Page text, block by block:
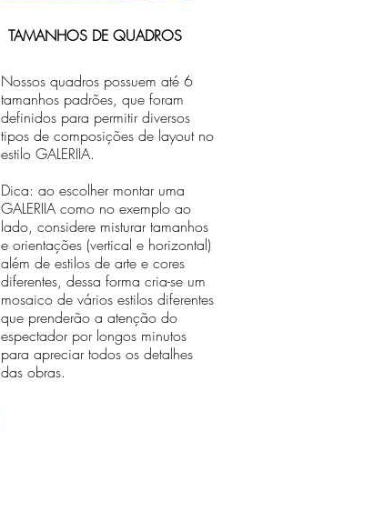
TAMANHOS DE QUADROS
Nossos quadros possuem até 6
tamanhos padrões, que foram
definidos para permitir diversos
tipos de composições de layout no
estilo GALERIIA.
Dica: ao escolher montar uma
GALERIIA como no exemplo ao
lado, considere misturar tamanhos
e orientações (vertical e horizontal)
além de estilos de arte e cores
diferentes, dessa forma cria-se um
mosaico de vários estilos diferentes
que prenderão a atenção do
espectador por longos minutos
para apreciar todos os detalhes
das obras.